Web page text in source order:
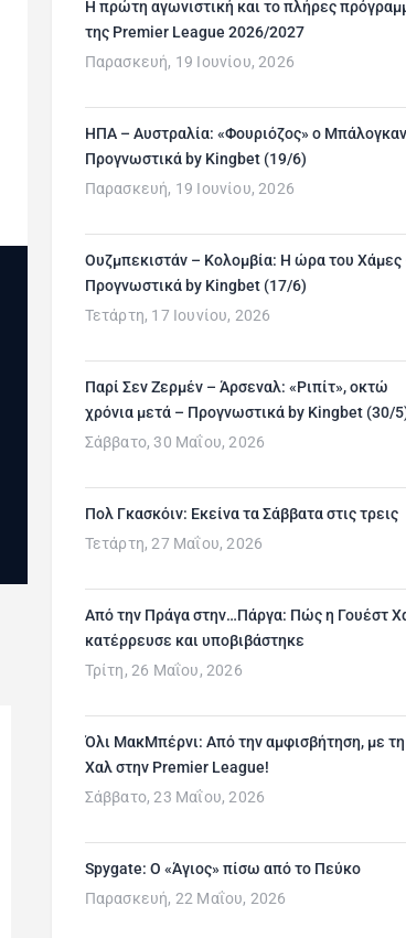
H πρώτη αγωνιστική και το πλήρες
της Premier League 2026/2027
Παρασκευή, 19 Ιουνίου, 2026
ΗΠΑ – Αυστραλία: «Φουριόζος» ο
Προγνωστικά by Kingbet (19/6)
Παρασκευή, 19 Ιουνίου, 2026
Ουζμπεκιστάν – Κολομβία: Η ώρα του Χάμες
Προγνωστικά by Kingbet (17/6)
Τετάρτη, 17 Ιουνίου, 2026
Παρί Σεν Ζερμέν – Άρσεναλ: «Ριπίτ», οκτώ
χρόνια μετά – Προγνωστικά by Kingbet (30/
Σάββατο, 30 Μαΐου, 2026
Πολ Γκασκόιν: Εκείνα τα Σάββατα στις τρεις
Τετάρτη, 27 Μαΐου, 2026
Από την Πράγα στην…Πάργα: Πώς η Γουέστ
κατέρρευσε και υποβιβάστηκε
Τρίτη, 26 Μαΐου, 2026
Όλι ΜακΜπέρνι: Aπό την αμφισβήτηση, με τη
Χαλ στην Premier League!
Σάββατο, 23 Μαΐου, 2026
Spygate: Ο «Άγιος» πίσω από το Πεύκο
Παρασκευή, 22 Μαΐου, 2026